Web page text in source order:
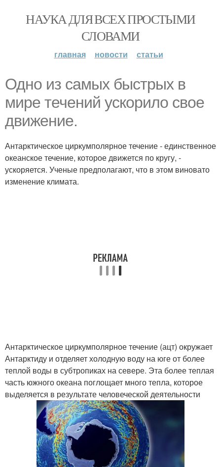
НАУКА ДЛЯ ВСЕХ ПРОСТЫМИ
СЛОВАМИ
главная новости статьи
Одно из самых быстрых в
мире течений ускорило свое
движение.
Антарктическое циркумполярное течение - единственное
океанское течение, которое движется по кругу, -
ускоряется. Ученые предполагают, что в этом виновато
изменение климата.
Антарктическое циркумполярное течение (ацт) окружает
Антарктиду и отделяет холодную воду на юге от более
теплой воды в субтропиках на севере. Эта более теплая
часть южного океана поглощает много тепла, которое
выделяется в результате человеческой деятельности